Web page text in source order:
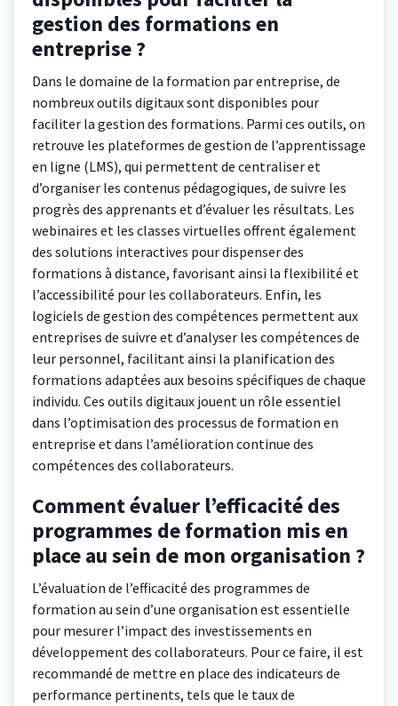
gestion des formations en
entreprise ?
Dans le domaine de la formation par entreprise, de
nombreux outils digitaux sont disponibles pour
faciliter la gestion des formations. Parmi ces outils, on
retrouve les plateformes de gestion de l’apprentissage
en ligne (LMS), qui permettent de centraliser et
d’organiser les contenus pédagogiques, de suivre les
progrès des apprenants et d’évaluer les résultats. Les
webinaires et les classes virtuelles offrent également
des solutions interactives pour dispenser des
formations à distance, favorisant ainsi la flexibilité et
l’accessibilité pour les collaborateurs. Enfin, les
logiciels de gestion des compétences permettent aux
entreprises de suivre et d’analyser les compétences de
leur personnel, facilitant ainsi la planification des
formations adaptées aux besoins spécifiques de chaque
individu. Ces outils digitaux jouent un rôle essentiel
dans l’optimisation des processus de formation en
entreprise et dans l’amélioration continue des
compétences des collaborateurs.
Comment évaluer l’efficacité des
programmes de formation mis en
place au sein de mon organisation ?
L’évaluation de l’efficacité des programmes de
formation au sein d’une organisation est essentielle
pour mesurer l’impact des investissements en
développement des collaborateurs. Pour ce faire, il est
recommandé de mettre en place des indicateurs de
performance pertinents, tels que le taux de